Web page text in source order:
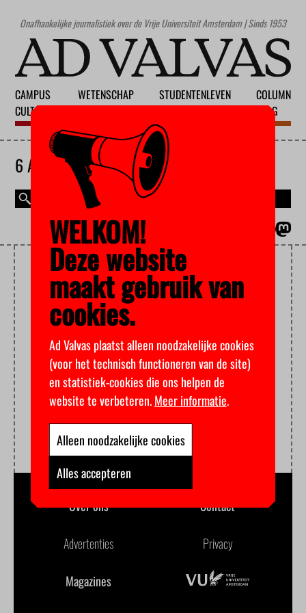
Onafhankelijke journalistiek over de Vrije Universiteit Amsterdam | Sinds 1953
CAMPUS
CULTUUR
WETENSCHAP
STUDENTENLEVEN
COLUMN
BLOG
6 AUGUSTUS 2026
ONLINE EXAMS
Over ons Contact
Advertenties Privacy
Magazines
WELKOM!
Deze website
maakt gebruik van
cookies.
Ad Valvas plaatst alleen noodzakelijke cookies
(voor het technisch functioneren van de site)
en statistiek-cookies die ons helpen de
website te verbeteren.Meer informatie.
Alleen noodzakelijke cookies
Alles accepteren